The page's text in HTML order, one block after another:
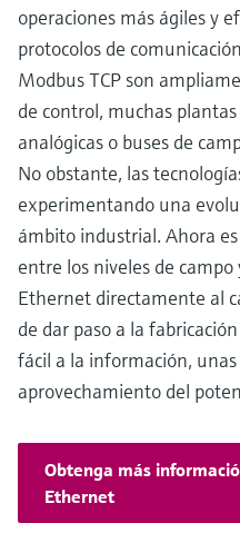
operaciones más ágiles y
protocolos de
Modbus TCP son
de control, muchas
analógicas o buses de
No obstante, las
experimentando una
ámbito industrial. Ahora
entre los niveles de
Ethernet directamente al
de dar paso a la
fácil a la información,
aprovechamiento del
Obtenga más
Ethernet